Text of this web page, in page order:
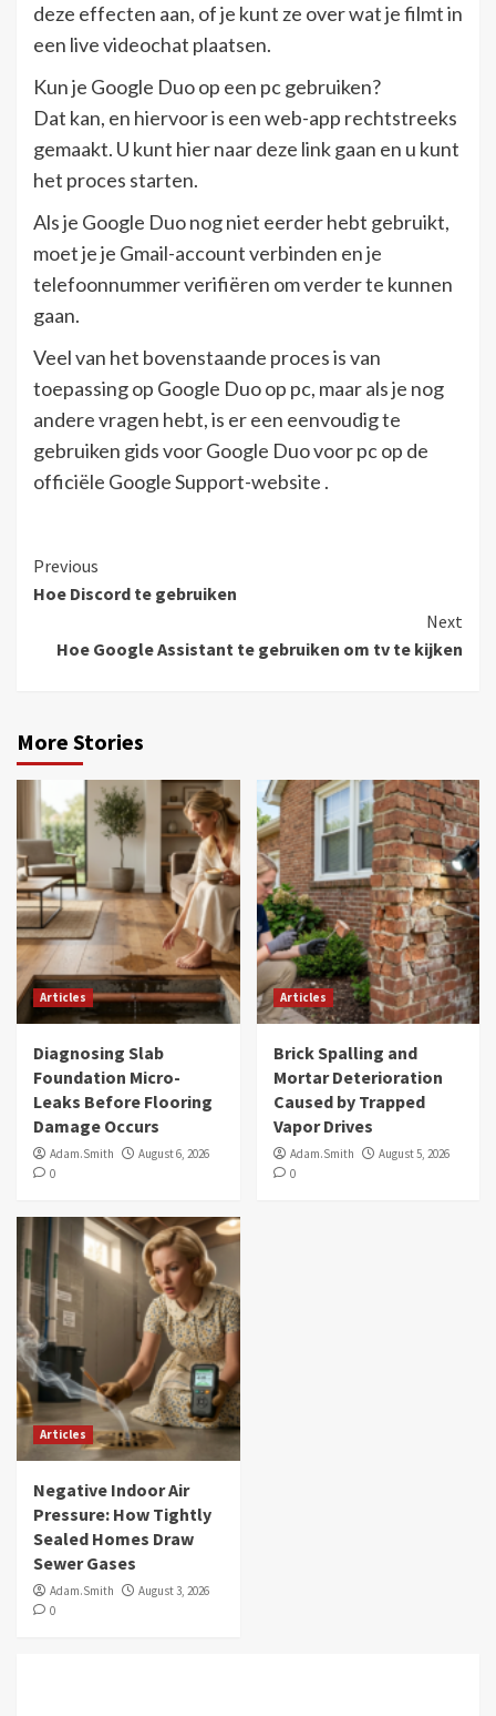
deze effecten aan, of je kunt ze over wat je filmt in
een live videochat plaatsen.
Kun je Google Duo op een pc gebruiken?
Dat kan, en hiervoor is een web-app rechtstreeks
gemaakt. U kunt hier naar deze link gaan en u kunt
het proces starten.
Als je Google Duo nog niet eerder hebt gebruikt,
moet je je Gmail-account verbinden en je
telefoonnummer verifiëren om verder te kunnen
gaan.
Veel van het bovenstaande proces is van
toepassing op Google Duo op pc, maar als je nog
andere vragen hebt, is er een eenvoudig te
gebruiken gids voor Google Duo voor pc op de
officiële Google Support-website .
Continue
Reading
Previous
Hoe Discord te gebruiken
Next
Hoe Google Assistant te gebruiken om tv te kijken
More Stories
Articles
Diagnosing Slab
Foundation Micro-
Leaks Before Flooring
Damage Occurs
Adam.Smith
August 6, 2026
0
Articles
Brick Spalling and
Mortar Deterioration
Caused by Trapped
Vapor Drives
Adam.Smith
August 5, 2026
0
Articles
Negative Indoor Air
Pressure: How Tightly
Sealed Homes Draw
Sewer Gases
Adam.Smith
August 3, 2026
0